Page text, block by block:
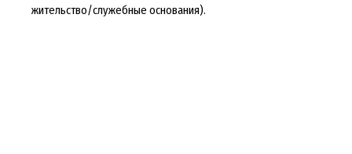
жительство/служебные основания).